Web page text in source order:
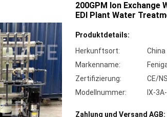
200GPM Ion
EDI Plant Water
Produktdetails:
Herkunftsort:
China
Markenname:
Zertifizierung:
CE/
Modellnummer:
IX-
Zahlung und Versand AGB: